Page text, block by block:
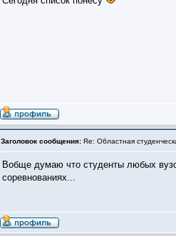
Заголовок сообщения: Re: Областная
Вобще думаю что студенты любых
соревнованиях...